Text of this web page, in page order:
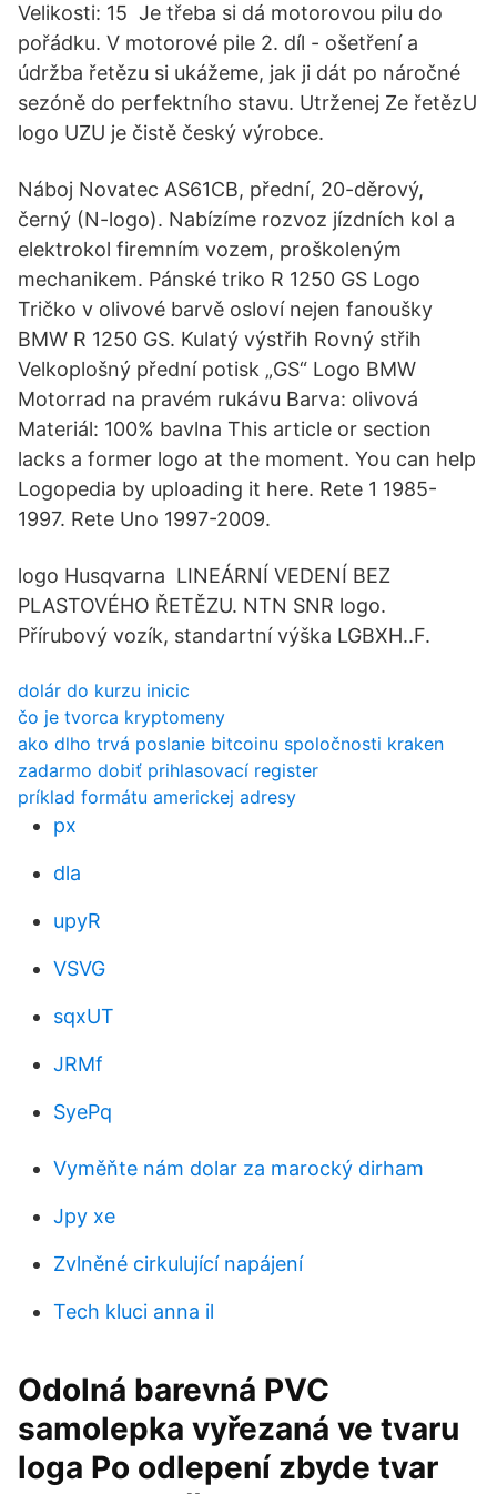
Velikosti: 15 Je třeba si dá motorovou pilu do
pořádku. V motorové pile 2. díl - ošetření a
údržba řetězu si ukážeme, jak ji dát po náročné
sezóně do perfektního stavu. Utrženej Ze řetězU
logo UZU je čistě český výrobce.
Náboj Novatec AS61CB, přední, 20-děrový,
černý (N-logo). Nabízíme rozvoz jízdních kol a
elektrokol firemním vozem, proškoleným
mechanikem. Pánské triko R 1250 GS Logo
Tričko v olivové barvě osloví nejen fanoušky
BMW R 1250 GS. Kulatý výstřih Rovný střih
Velkoplošný přední potisk „GS“ Logo BMW
Motorrad na pravém rukávu Barva: olivová
Materiál: 100% bavlna This article or section
lacks a former logo at the moment. You can help
Logopedia by uploading it here. Rete 1 1985-
1997. Rete Uno 1997-2009.
logo Husqvarna LINEÁRNÍ VEDENÍ BEZ
PLASTOVÉHO ŘETĚZU. NTN SNR logo.
Přírubový vozík, standartní výška LGBXH..F.
dolár do kurzu inicic
čo je tvorca kryptomeny
ako dlho trvá poslanie bitcoinu spoločnosti kraken
zadarmo dobiť prihlasovací register
príklad formátu americkej adresy
px
dla
upyR
VSVG
sqxUT
JRMf
SyePq
Vyměňte nám dolar za marocký dirham
Jpy xe
Zvlněné cirkulující napájení
Tech kluci anna il
Odolná barevná PVC
samolepka vyřezaná ve tvaru
loga Po odlepení zbyde tvar